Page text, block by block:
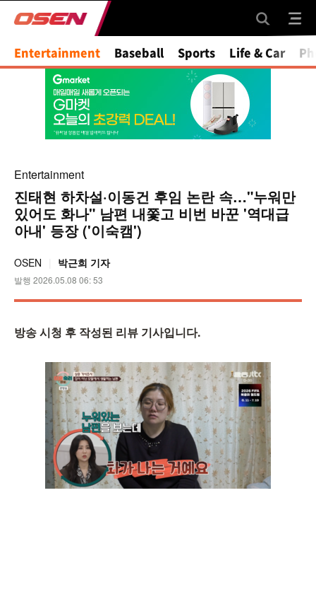
Entertainment Baseball Sports Life & Car
Entertainment
진태현 하차설·이동건 후임 논란 속…"누워만
있어도 화나" 남편 내쫓고 비번 바꾼 '역대급
아내' 등장 ('이숙캠')
OSEN 박근희 기자
발행 2026.05.08 06: 53
방송 시청 후 작성된 리뷰 기사입니다.